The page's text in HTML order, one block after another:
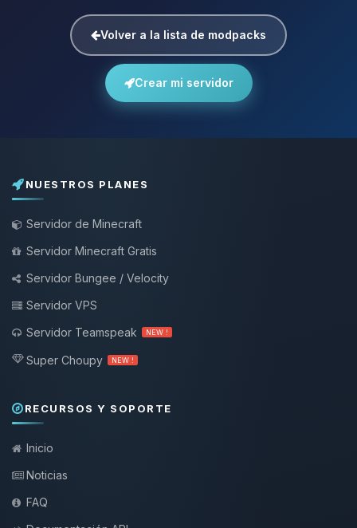
Volver a la lista de modpacks
Crear mi servidor
NUESTROS PLANES
Servidor de Minecraft
Servidor Minecraft Gratis
Servidor Bungee / Velocity
Servidor VPS
Servidor Teamspeak
NEW !
Super Choupy NEW !
RECURSOS Y SOPORTE
Inicio
Noticias
FAQ